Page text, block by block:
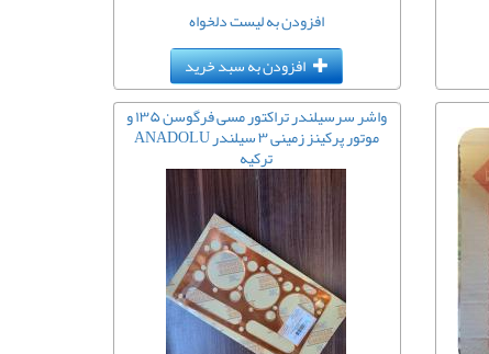
افزودن به لیست دلخواه
افزودن به سبد خرید
واشر سرسیلندر تراکتور مسی فرگوسن ۱۳۵ و
موتور پرکینز زمینی ۳ سیلندر ANADOLU
ترکیه